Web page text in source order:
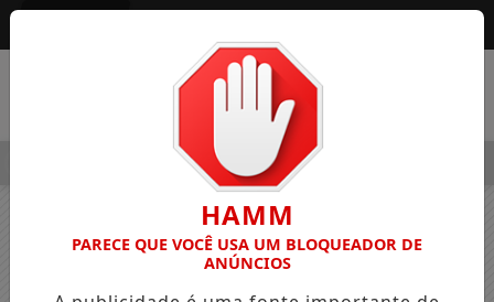
OSVALDO PEDRO DOS SANTOS, O “NEGUINHO DA
HAMM
PARECE QUE VOCÊ USA UM BLOQUEADOR DE
ANÚNCIOS